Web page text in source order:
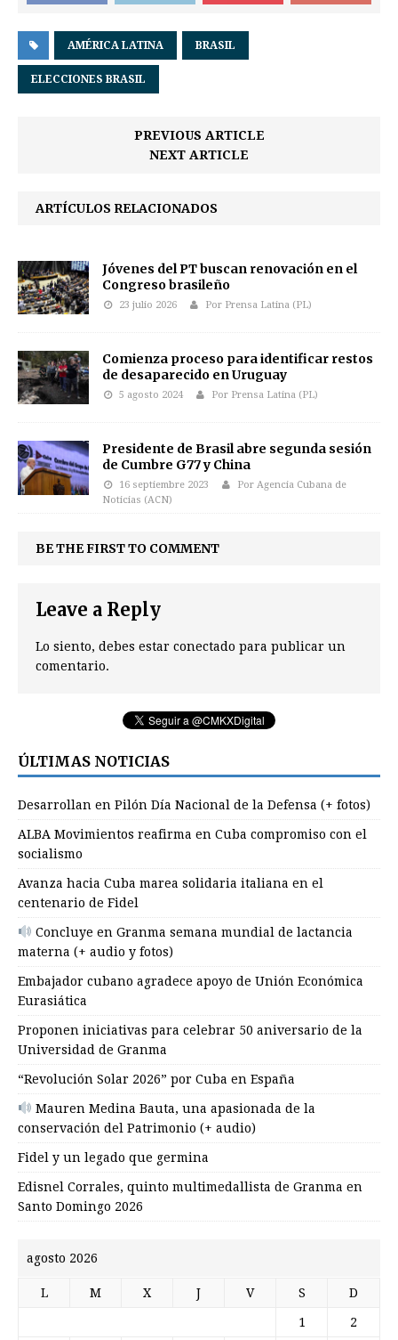
AMÉRICA LATINA BRASIL
ELECCIONES BRASIL
PREVIOUS ARTICLE
NEXT ARTICLE
ARTÍCULOS RELACIONADOS
Jóvenes del PT buscan renovación en el
Congreso brasileño
23 julio 2026 Por Prensa Latina (PL)
Comienza proceso para identificar restos
de desaparecido en Uruguay
5 agosto 2024 Por Prensa Latina (PL)
Presidente de Brasil abre segunda sesión
de Cumbre G77 y China
16 septiembre 2023
Por Agencia Cubana de
Noticias (ACN)
BE THE FIRST TO COMMENT
Leave a Reply
Lo siento, debes estar conectado para publicar un
comentario.
ÚLTIMAS NOTICIAS
Desarrollan en Pilón Día Nacional de la Defensa (+ fotos)
ALBA Movimientos reafirma en Cuba compromiso con el
socialismo
Avanza hacia Cuba marea solidaria italiana en el
centenario de Fidel
Concluye en Granma semana mundial de lactancia
materna (+ audio y fotos)
Embajador cubano agradece apoyo de Unión Económica
Eurasiática
Proponen iniciativas para celebrar 50 aniversario de la
Universidad de Granma
“Revolución Solar 2026” por Cuba en España
Mauren Medina Bauta, una apasionada de la
conservación del Patrimonio (+ audio)
Fidel y un legado que germina
Edisnel Corrales, quinto multimedallista de Granma en
Santo Domingo 2026
agosto 2026
L M X J V S D
1 2